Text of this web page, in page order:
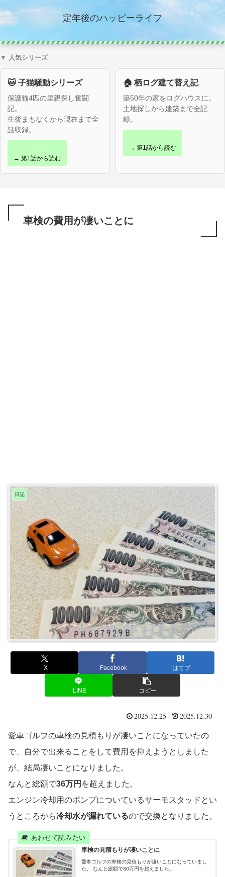
定年後のハッピーライフ
▼ 人気シリーズ
🐱 子猫騒動シリーズ
保護猫4匹の里親探し奮闘
記。
生後まもなくから現在まで全
話収録。
→ 第1話から読む
🏠 栖ログ建て替え記
築50年の家をログハウスに。
土地探しから建築まで全記
録。
→ 第1話から読む
車検の費用が凄いことに
日記
X Facebook はてブ
LINE コピー
2025.12.25 2025.12.30
愛車ゴルフの車検の見積もりが凄いことになっていたの
で、自分で出来ることをして費用を抑えようとしました
が、結局凄いことになりました。
なんと総額で36万円 を超えました。
エンジン冷却用のポンプについているサーモスタッドとい
うところから冷却水が漏れているので交換となりました。
車検の見積もりが凄いことに
愛車ゴルフの車検の見積もりが凄いことになっていまし
た。 なんと総額で30万円を超えました。